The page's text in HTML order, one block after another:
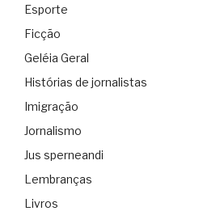
Esporte
Ficção
Geléia Geral
Histórias de jornalistas
Imigração
Jornalismo
Jus sperneandi
Lembranças
Livros